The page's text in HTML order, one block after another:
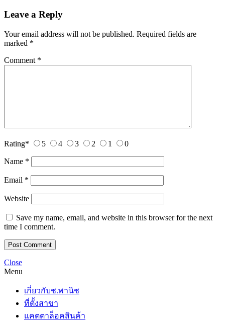
Leave a Reply
Your email address will not be published. Required fields are
marked *
Comment *
Rating* 5 4 3 2 1 0
Name *
Email *
Website
Save my name, email, and website in this browser for the next
time I comment.
Close
Menu
เกี่ยวกับช.พานิช
ที่ตั้งสาขา
แคตตาล็อคสินค้า